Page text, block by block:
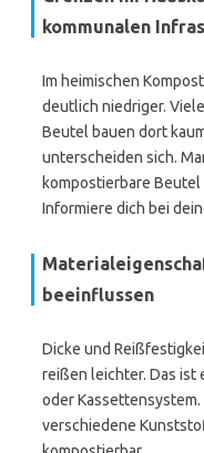
kommunalen
Im heimischen
deutlich niedriger.
Beutel bauen dort
unterscheiden sich.
kompostierbare
Informiere dich bei
beeinflussen
Dicke und
reißen leichter. Das ist
oder
verschiedene